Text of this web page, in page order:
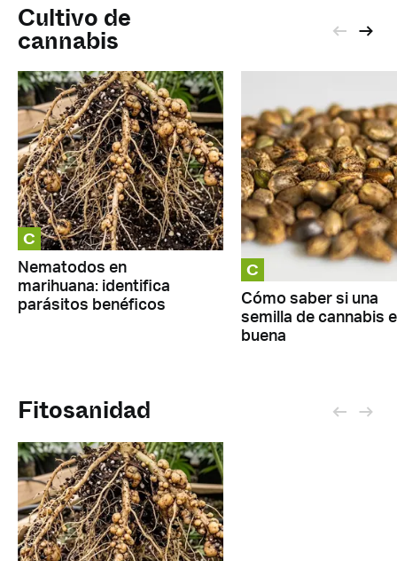
Cultivo de
cannabis
C
Nematodos en
marihuana: identifica
parásitos benéficos
C
Cómo saber si una
semilla de cannabis
buena
Fitosanidad